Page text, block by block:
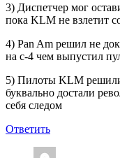
3) Диспетчер мог
пока KLM не взлетит
4) Pan Am решил не
на c-4 чем выпустил
5) Пилоты KLM
буквально достали
себя следом
Ответить